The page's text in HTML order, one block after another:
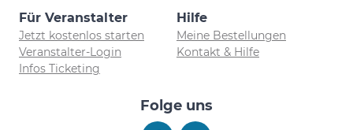
Für Veranstalter
Jetzt kostenlos starten
Veranstalter-Login
Infos Ticketing
Hilfe
Meine Bestellungen
Kontakt & Hilfe
Folge uns